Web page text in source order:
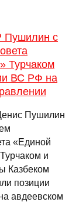
Пушилин с
Турчаком
ВС РФ на
Пушилин
«Единой
и
Казбеком
позиции
авдеевском